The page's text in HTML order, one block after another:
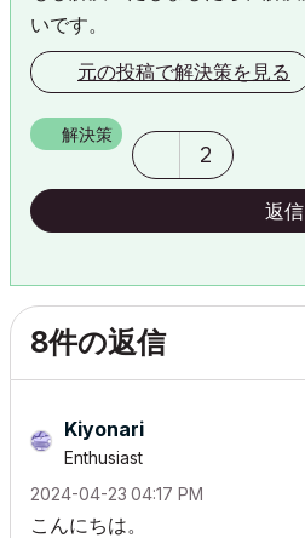
いです。
元の投稿で解決策を見る
解決策
2
返信
8件の返信
Kiyonari
Enthusiast
‎2024-04-23 04:17 PM
こんにちは。